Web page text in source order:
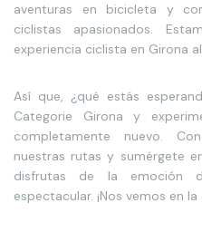
aventuras en bicicleta y
ciclistas apasionados.
experiencia ciclista en Girona
Así que, ¿qué estás
Categorie Girona y
completamente nuevo.
nuestras rutas y sumérgete
disfrutas de la emoción
espectacular. ¡Nos vemos en